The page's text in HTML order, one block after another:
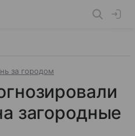
за городом
загородные